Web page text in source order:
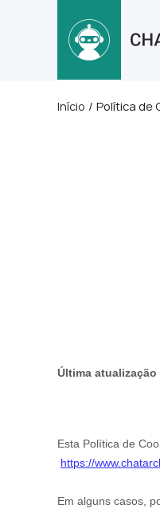
Início / Política de
Última atualização
Esta Política de
https://
Em alguns casos,